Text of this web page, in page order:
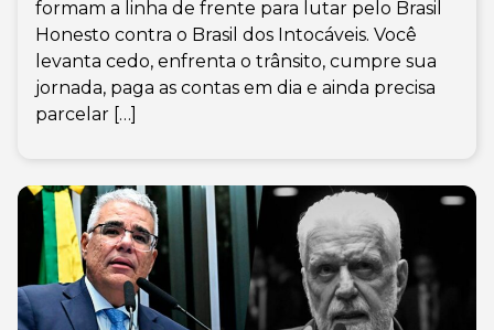
formam a linha de frente para lutar pelo Brasil
Honesto contra o Brasil dos Intocáveis. Você
levanta cedo, enfrenta o trânsito, cumpre sua
jornada, paga as contas em dia e ainda precisa
parcelar […]